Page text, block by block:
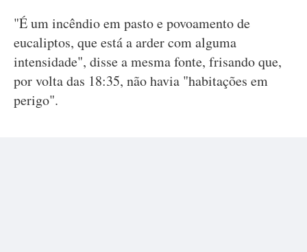
"É um incêndio em pasto e povoamento de
eucaliptos, que está a arder com alguma
intensidade", disse a mesma fonte, frisando que,
por volta das 18:35, não havia "habitações em
perigo".